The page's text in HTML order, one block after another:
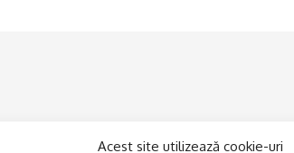
Acest site utilizează cookie-uri